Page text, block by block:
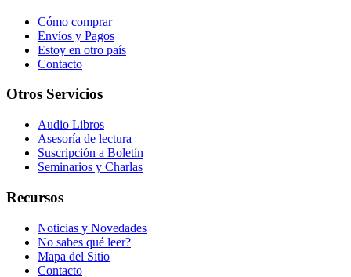
Cómo comprar
Envíos y Pagos
Estoy en otro país
Contacto
Otros Servicios
Audio Libros
Asesoría de lectura
Suscripción a Boletín
Seminarios y Charlas
Recursos
Noticias y Novedades
No sabes qué leer?
Mapa del Sitio
Contacto